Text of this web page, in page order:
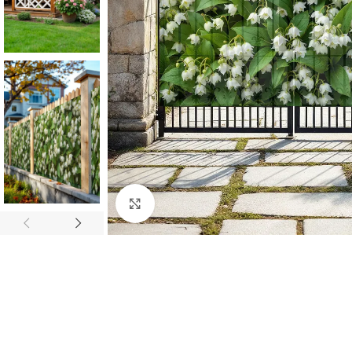
Нажмите, чтобы увеличить